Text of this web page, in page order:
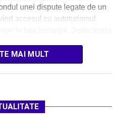
unei dispute legate de un
accesul cu autoturismul
MAI MULT